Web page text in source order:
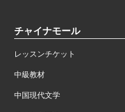
チャイナモール
レッスンチケット
中級教材
中国現代文学